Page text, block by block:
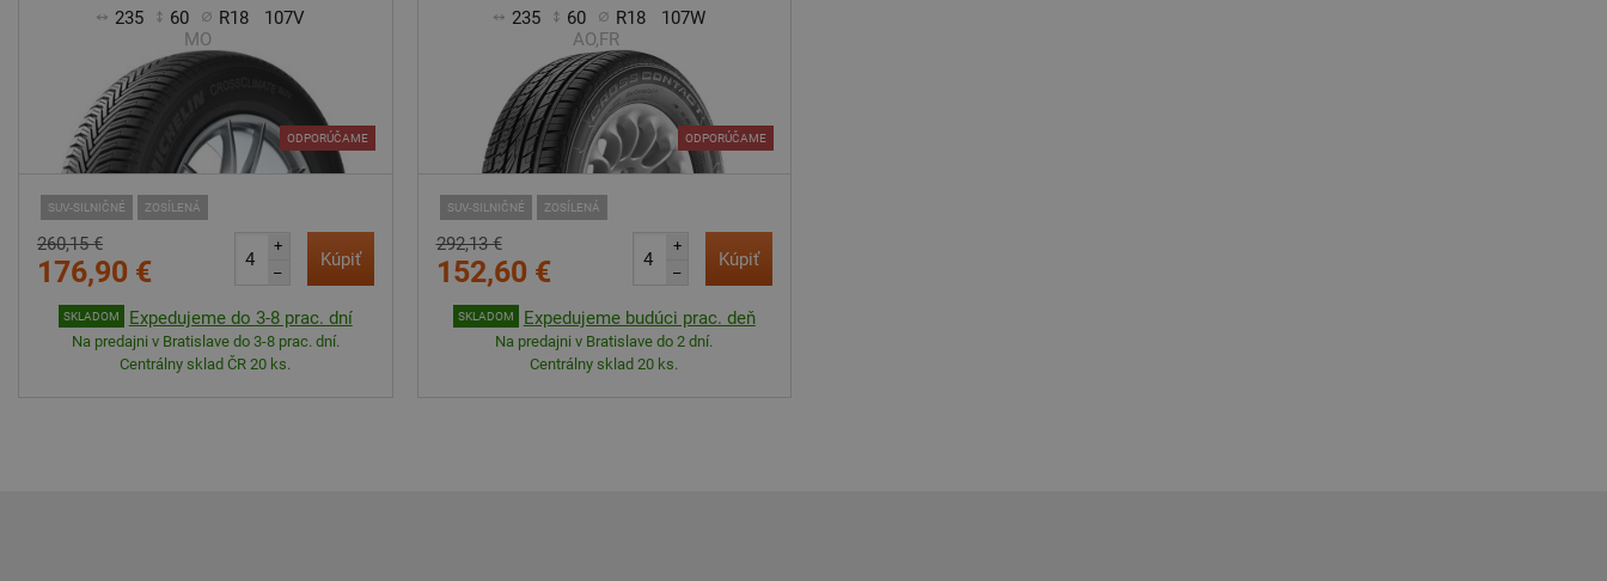
235 60 R18
107V
MO
SUV-SILNIČNÉ ZOSÍLENÁ
ODPORÚČAME
260,15 €
176,90 €
+
–
Kúpiť
SKLADOM Expedujeme do 3-8 prac. dní
Na predajni v Bratislave do 3-8 prac. dní.
Centrálny sklad ČR 20 ks.
235 60 R18
107W
AO,FR
SUV-SILNIČNÉ ZOSÍLENÁ
ODPORÚČAME
292,13 €
152,60 €
+
–
Kúpiť
SKLADOM Expedujeme budúci prac. deň
Na predajni v Bratislave do 2 dní.
Centrálny sklad 20 ks.